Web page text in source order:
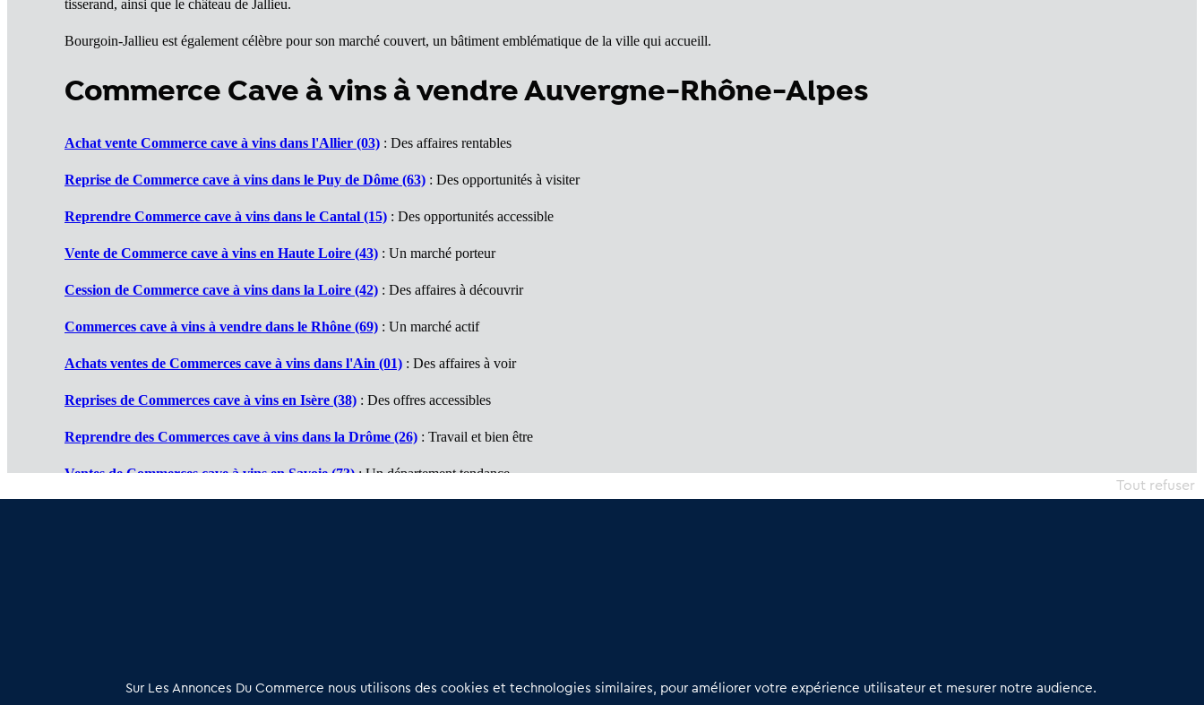
tisserand, ainsi que le château de Jallieu.
Bourgoin-Jallieu est également célèbre pour son marché couvert, un bâtiment emblématique de la ville qui accueill.
Commerce Cave à vins à vendre Auvergne-Rhône-Alpes
Achat vente Commerce cave à vins dans l'Allier (03) : Des affaires rentables
Reprise de Commerce cave à vins dans le Puy de Dôme (63) : Des opportunités à visiter
Reprendre Commerce cave à vins dans le Cantal (15) : Des opportunités accessible
Vente de Commerce cave à vins en Haute Loire (43) : Un marché porteur
Cession de Commerce cave à vins dans la Loire (42) : Des affaires à découvrir
Commerces cave à vins à vendre dans le Rhône (69) : Un marché actif
Achats ventes de Commerces cave à vins dans l'Ain (01) : Des affaires à voir
Reprises de Commerces cave à vins en Isère (38) : Des offres accessibles
Reprendre des Commerces cave à vins dans la Drôme (26) : Travail et bien être
Ventes de Commerces cave à vins en Savoie (73): Un département tendance
02 54 56 03 17
Sur Les Annonces Du Commerce nous utilisons des cookies et technologies similaires, pour améliorer votre expérience utilisateur et mesurer notre audience.
Tout refuser